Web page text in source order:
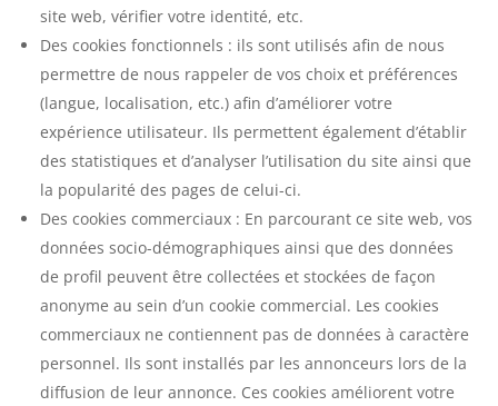
site web, vérifier votre identité, etc.
Des cookies fonctionnels : ils sont utilisés afin de nous
permettre de nous rappeler de vos choix et préférences
(langue, localisation, etc.) afin d’améliorer votre
expérience utilisateur. Ils permettent également d’établir
des statistiques et d’analyser l’utilisation du site ainsi que
la popularité des pages de celui-ci.
Des cookies commerciaux : En parcourant ce site web, vos
données socio-démographiques ainsi que des données
de profil peuvent être collectées et stockées de façon
anonyme au sein d’un cookie commercial. Les cookies
commerciaux ne contiennent pas de données à caractère
personnel. Ils sont installés par les annonceurs lors de la
diffusion de leur annonce. Ces cookies améliorent votre